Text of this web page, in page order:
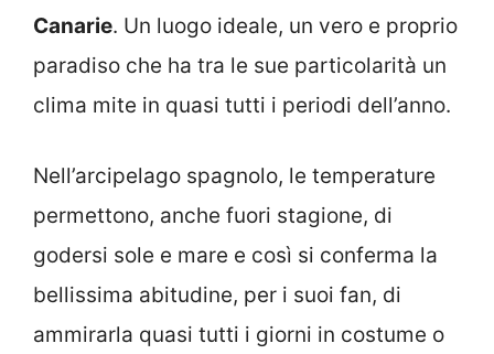
Canarie. Un luogo ideale, un vero e proprio
paradiso che ha tra le sue particolarità un
clima mite in quasi tutti i periodi dell’anno.
Nell’arcipelago spagnolo, le temperature
permettono, anche fuori stagione, di
godersi sole e mare e così si conferma la
bellissima abitudine, per i suoi fan, di
ammirarla quasi tutti i giorni in costume o